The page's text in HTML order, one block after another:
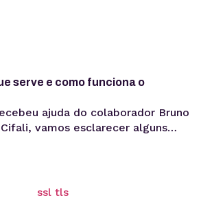
serve e como funciona o
ajuda do colaborador Bruno
vamos esclarecer alguns
para o cliente quanto para a
já é cliente KingHost, mas não